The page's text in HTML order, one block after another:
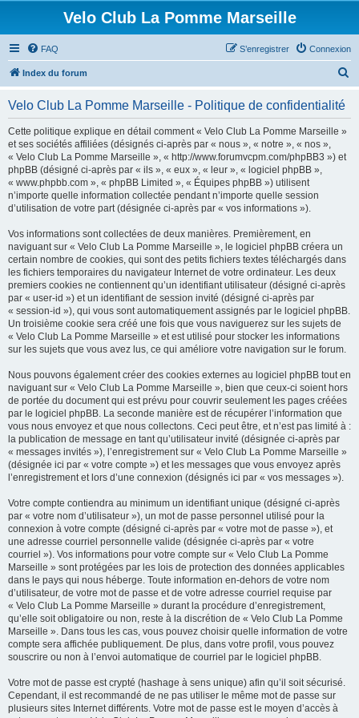
Velo Club La Pomme Marseille
FAQ Connexion
S’enregistrer
Index du forum
Velo Club La Pomme Marseille - Politique de confidentialité
Cette politique explique en détail comment « Velo Club La Pomme Marseille »
et ses sociétés affiliées (désignés ci-après par « nous », « notre », « nos »,
« Velo Club La Pomme Marseille », « http://www.forumvcpm.com/phpBB3 ») et
phpBB (désigné ci-après par « ils », « eux », « leur », « logiciel phpBB »,
« www.phpbb.com », « phpBB Limited », « Équipes phpBB ») utilisent
n’importe quelle information collectée pendant n’importe quelle session
d’utilisation de votre part (désignée ci-après par « vos informations »).
Vos informations sont collectées de deux manières. Premièrement, en
naviguant sur « Velo Club La Pomme Marseille », le logiciel phpBB créera un
certain nombre de cookies, qui sont des petits fichiers textes téléchargés dans
les fichiers temporaires du navigateur Internet de votre ordinateur. Les deux
premiers cookies ne contiennent qu’un identifiant utilisateur (désigné ci-après
par « user-id ») et un identifiant de session invité (désigné ci-après par
« session-id »), qui vous sont automatiquement assignés par le logiciel phpBB.
Un troisième cookie sera créé une fois que vous naviguerez sur les sujets de
« Velo Club La Pomme Marseille » et est utilisé pour stocker les informations
sur les sujets que vous avez lus, ce qui améliore votre navigation sur le forum.
Nous pouvons également créer des cookies externes au logiciel phpBB tout en
naviguant sur « Velo Club La Pomme Marseille », bien que ceux-ci soient hors
de portée du document qui est prévu pour couvrir seulement les pages créées
par le logiciel phpBB. La seconde manière est de récupérer l’information que
vous nous envoyez et que nous collectons. Ceci peut être, et n’est pas limité à :
la publication de message en tant qu’utilisateur invité (désignée ci-après par
« messages invités »), l’enregistrement sur « Velo Club La Pomme Marseille »
(désignée ici par « votre compte ») et les messages que vous envoyez après
l’enregistrement et lors d’une connexion (désignés ici par « vos messages »).
Votre compte contiendra au minimum un identifiant unique (désigné ci-après
par « votre nom d’utilisateur »), un mot de passe personnel utilisé pour la
connexion à votre compte (désigné ci-après par « votre mot de passe »), et
une adresse courriel personnelle valide (désignée ci-après par « votre
courriel »). Vos informations pour votre compte sur « Velo Club La Pomme
Marseille » sont protégées par les lois de protection des données applicables
dans le pays qui nous héberge. Toute information en-dehors de votre nom
d’utilisateur, de votre mot de passe et de votre adresse courriel requise par
« Velo Club La Pomme Marseille » durant la procédure d’enregistrement,
qu’elle soit obligatoire ou non, reste à la discrétion de « Velo Club La Pomme
Marseille ». Dans tous les cas, vous pouvez choisir quelle information de votre
compte sera affichée publiquement. De plus, dans votre profil, vous pouvez
souscrire ou non à l’envoi automatique de courriel par le logiciel phpBB.
Votre mot de passe est crypté (hashage à sens unique) afin qu’il soit sécurisé.
Cependant, il est recommandé de ne pas utiliser le même mot de passe sur
plusieurs sites Internet différents. Votre mot de passe est le moyen d’accès à